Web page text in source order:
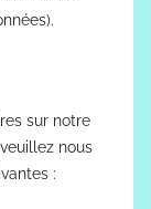
sur notre
nous
: